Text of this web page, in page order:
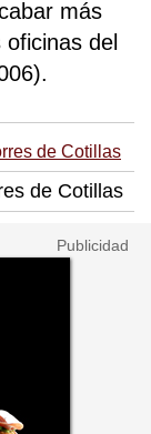
más
del
de Cotillas
de Cotillas